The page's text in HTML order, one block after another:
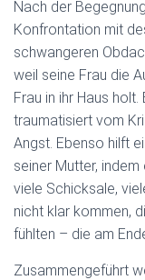
Nach der
Konfrontation mit
schwangeren
weil seine Frau die
Frau in ihr Haus
traumatisiert vom
Angst. Ebenso hilft
seiner Mutter,
viele Schicksale,
nicht klar kommen,
fühlten – die am
Zusammengeführt